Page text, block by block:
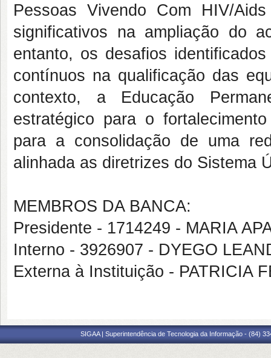
Pessoas Vivendo Com HIV/
significativos na ampliação do
entanto, os desafios
contínuos na qualificação das
contexto, a Educação
estratégico para o
para a consolidação de uma
alinhada as diretrizes do Sistema
MEMBROS DA BANCA:
Presidente - 1714249 - MARIA
Interno - 3926907 - DYEGO
Externa à Instituição - PATRICIA
SIGAA | Superintendência de Tecnologia da Informação - (84)